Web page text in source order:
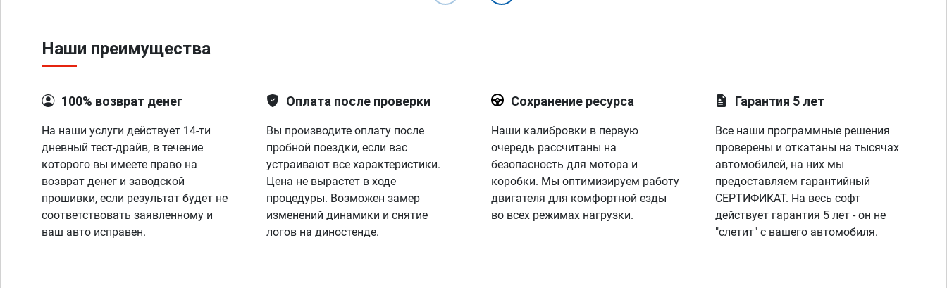
Наши преимущества
100% возврат денег
На наши услуги действует 14-ти
дневный тест-драйв, в течение
которого вы имеете право на
возврат денег и заводской
прошивки, если результат будет не
соответствовать заявленному и
ваш авто исправен.
Оплата после проверки
Вы производите оплату после
пробной поездки, если вас
устраивают все характеристики.
Цена не вырастет в ходе
процедуры. Возможен замер
изменений динамики и снятие
логов на диностенде.
Сохранение ресурса
Наши калибровки в первую
очередь рассчитаны на
безопасность для мотора и
коробки. Мы оптимизируем работу
двигателя для комфортной езды
во всех режимах нагрузки.
Гарантия 5 лет
Все наши программные решения
проверены и откатаны на тысячах
автомобилей, на них мы
предоставляем гарантийный
СЕРТИФИКАТ. На весь софт
действует гарантия 5 лет - он не
"слетит" с вашего автомобиля.